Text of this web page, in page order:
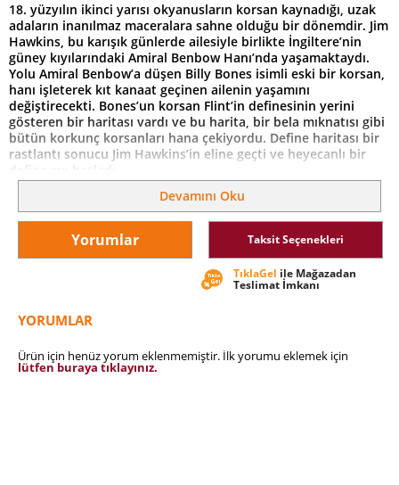
18. yüzyılın ikinci yarısı okyanusların korsan kaynadığı, uzak
adaların inanılmaz maceralara sahne olduğu bir dönemdir. Jim
Hawkins, bu karışık günlerde ailesiyle birlikte İngiltere’nin
güney kıyılarındaki Amiral Benbow Hanı’nda yaşamaktaydı.
Yolu Amiral Benbow’a düşen Billy Bones isimli eski bir korsan,
hanı işleterek kıt kanaat geçinen ailenin yaşamını
değiştirecekti. Bones’un korsan Flint’in definesinin yerini
gösteren bir haritası vardı ve bu harita, bir bela mıknatısı gibi
bütün korkunç korsanları hana çekiyordu. Define haritası bir
rastlantı sonucu Jim Hawkins’in eline geçti ve heyecanlı bir
define avı başladı.
Devamını Oku
Yorumlar Taksit Seçenekleri
TıklaGel ile Mağazadan
Teslimat İmkanı
YORUMLAR
Ürün için henüz yorum eklenmemiştir. İlk yorumu eklemek için
lütfen buraya tıklayınız.